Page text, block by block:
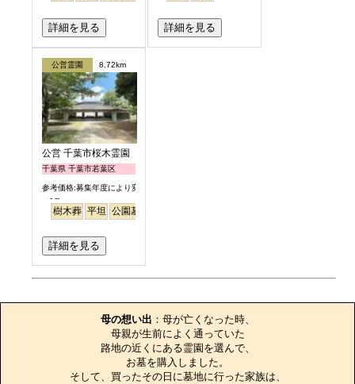
詳細を見る 詳細を見る
公営霊園 8.72km
公営 千葉市桜木霊園
千葉県 千葉市若葉区
参考価格:募集年度により変わります
- --
樹木葬 平坦 公園墓地
詳細を見る
母の想い出 ：母が亡くなった時、
母親が生前によく通っていた
路地の近くにある霊園を選んで、
お墓を購入しました。
そして、買ったその日に墓地に行った家族は、